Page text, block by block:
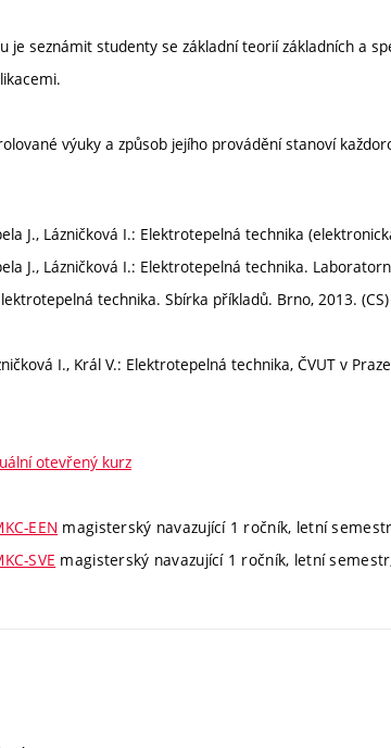
je seznámit studenty se základní teorií základních a
výuky a způsob jejího provádění stanoví
J., Lázničková I.: Elektrotepelná technika
J., Lázničková I.: Elektrotepelná technika.
technika. Sbírka příkladů. Brno, 2013. (CS)
I., Král V.: Elektrotepelná technika, ČVUT v
otevřený kurz
EEN magisterský navazující 1 ročník, letní
SVE magisterský navazující 1 ročník, letní